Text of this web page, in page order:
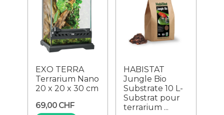
EXO TERRA
Terrarium Nano
20 x 20 x 30 cm
69,00 CHF
HABISTAT
Jungle Bio
Substrate 10 L-
Substrat pour
terrarium ...